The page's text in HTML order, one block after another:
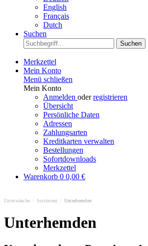
English
Français
Dutch
Suchen
Suchen
Merkzettel
Mein Konto
Menü schließen
Mein Konto
Anmelden oderregistrieren
Übersicht
Persönliche Daten
Adressen
Zahlungsarten
Kreditkarten verwalten
Bestellungen
Sofortdownloads
Merkzettel
Warenkorb 0 0,00 €
Unterwäsche Sortiment Unterhemden
Unterhemden